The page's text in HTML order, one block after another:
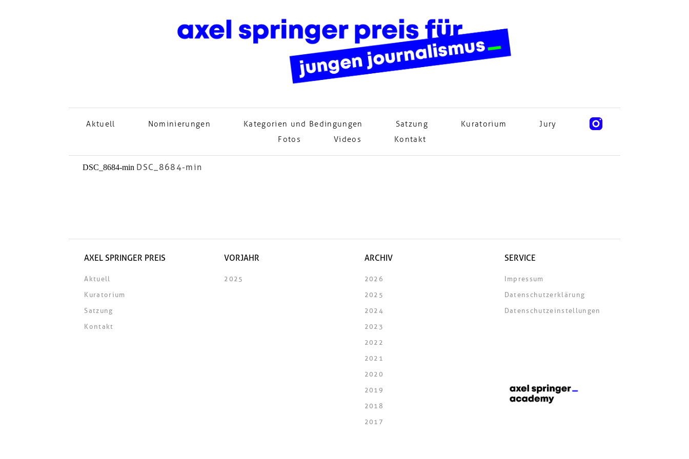
Aktuell Nominierungen Kategorien und Bedingungen Satzung Kuratorium
Jury
Fotos
Videos Kontakt
DSC_8684-min DSC_8684-min
AXEL SPRINGER PREIS
Aktuell
Kuratorium
Satzung
Kontakt
VORJAHR
2025
ARCHIV
2026
2025
2024
2023
2022
2021
2020
2019
2018
2017
SERVICE
Impressum
Datenschutzerklärung
Datenschutzeinstellungen